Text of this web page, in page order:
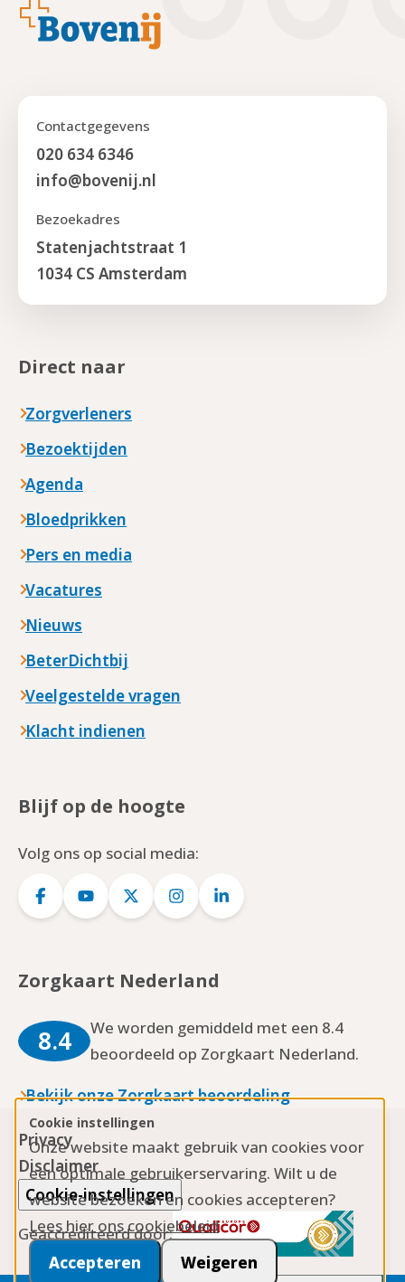
Cookie instellingen
Onze website maakt gebruik van cookies voor
een optimale gebruikerservaring. Wilt u de
website bezoeken en cookies accepteren?
Lees hier ons cookiebeleid
Accepteren
Weigeren
Footer
Contactgegevens
020 634 6346
info@bovenij.nl
Bezoekadres
Statenjachtstraat 1
1034 CS Amsterdam
Direct naar
Zorgverleners
Bezoektijden
Agenda
Bloedprikken
Pers en media
Vacatures
Nieuws
BeterDichtbij
Veelgestelde vragen
Klacht indienen
Blijf op de hoogte
Volg ons op social media:
Logo
Logo
Logo
Logo
Logo
Zorgkaart Nederland
8.4
We worden gemiddeld met een 8.4
beoordeeld op Zorgkaart Nederland.
Bekijk onze Zorgkaart beoordeling
Privacy
Disclaimer
Cookie-instellingen
Geaccrediteerd door: